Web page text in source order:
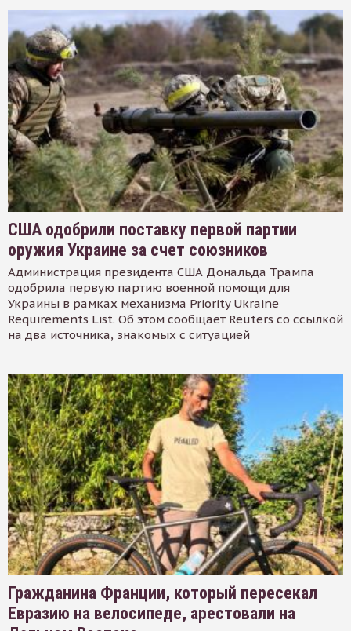
США одобрили поставку первой партии
оружия Украине за счет союзников
Администрация президента США Дональда Трампа
одобрила первую партию военной помощи для
Украины в рамках механизма Priority Ukraine
Requirements List. Об этом сообщает Reuters со ссылкой
на два источника, знакомых с ситуацией
Гражданина Франции, который пересекал
Евразию на велосипеде, арестовали на